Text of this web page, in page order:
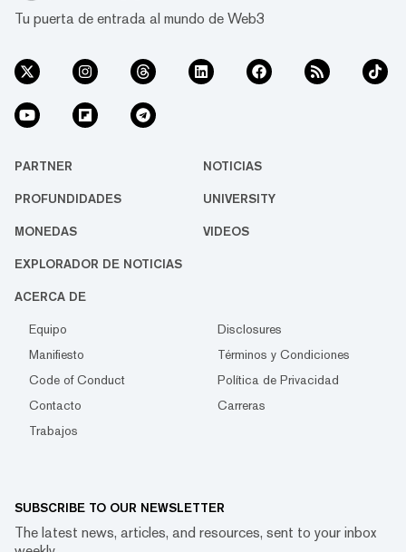
Tu puerta de entrada al mundo de Web3
PARTNER NOTICIAS
PROFUNDIDADES UNIVERSITY
MONEDAS VIDEOS
EXPLORADOR DE NOTICIAS
ACERCA DE
Equipo
Disclosures
Manifiesto
Términos y Condiciones
Code of Conduct
Política de Privacidad
Contacto
Carreras
Trabajos
SUBSCRIBE TO OUR NEWSLETTER
The latest news, articles, and resources, sent to your inbox